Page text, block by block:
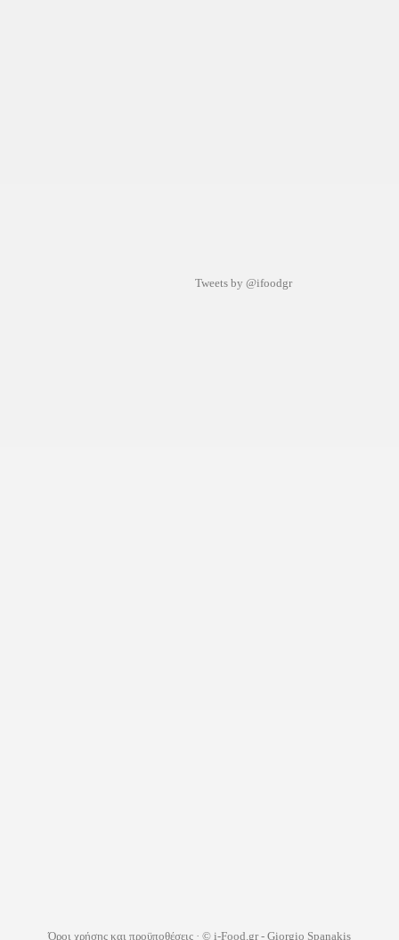
Tweets by @ifoodgr
Όροι χρήσης και προϋποθέσεις · © i-Food.gr - Giorgio Spanakis